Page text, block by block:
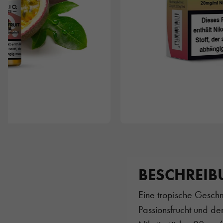
Eine tropische
Passionsfrucht und